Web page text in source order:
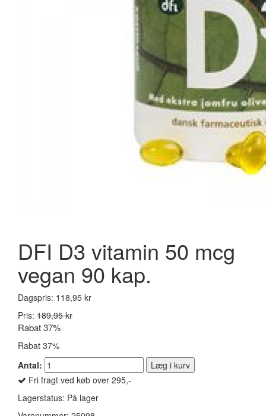
DFI D3 vitamin 50 mcg
vegan 90 kap.
Dagspris: 118,95 kr
Pris: 189,95 kr
Rabat 37%
Rabat 37%
Antal:
Læg i kurv
Fri fragt ved køb over 295,-
Lagerstatus: På lager